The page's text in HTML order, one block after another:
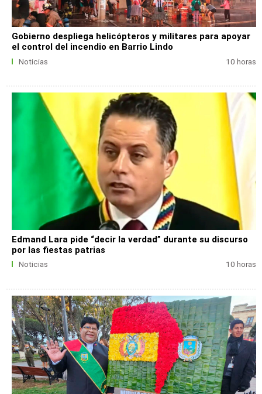
Gobierno despliega helicópteros y militares para apoyar
el control del incendio en Barrio Lindo
Noticias 10 horas
Edmand Lara pide “decir la verdad” durante su discurso
por las fiestas patrias
Noticias 10 horas